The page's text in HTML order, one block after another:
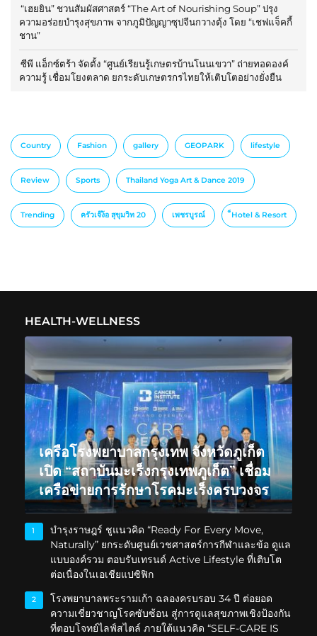
“เฮยยิน” ชวนสัมผัสศาสตร์ “The Art of Nourishing Soup” ปรุง
ความอร่อยบำรุงสุขภาพ จากภูมิปัญญาซุปจีนกวางตุ้ง โดย “เชฟแจ็คกี้
ชาน”
ซีพี แอ็กซ์ตร้า จัดตั้ง “ศูนย์เรียนรู้เกษตรบ้านโนนเขวา” ถ่ายทอดองค์
ความรู้ เชื่อมโยงตลาด ยกระดับเกษตรกรไทยให้เติบโตอย่างยั่งยืน
Country Fashion gallery GEOPARK lifestyle
Review Sports Thailand Yoga Art & Dance 2019
Trending ครัวเจ๊ง้อ สุขุมวิท 20 เพชรบูรณ์ ็Hotel & Resort
HEALTH-WELLNESS
เครือโรงพยาบาลกรุงเทพ จังหวัดภูเก็ต
เปิด “สถาบันมะเร็งกรุงเทพภูเก็ต” เชื่อม
เครือข่ายการรักษาโรคมะเร็งครบวงจร
1
บำรุงราษฎร์ ชูแนวคิด “Ready For Every Move,
Naturally” ยกระดับศูนย์เวชศาสตร์การกีฬาและข้อ ดูแล
แบบองค์รวม ตอบรับเทรนด์ Active Lifestyle ที่เติบโต
ต่อเนื่องในเอเชียแปซิฟิก
2
โรงพยาบาลพระรามเก้า ฉลองครบรอบ 34 ปี ต่อยอด
ความเชี่ยวชาญโรคซับซ้อน สู่การดูแลสุขภาพเชิงป้องกัน
ที่ตอบโจทย์ไลฟ์สไตล์ ภายใต้แนวคิด “SELF-CARE IS